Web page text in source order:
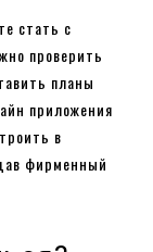
стать с
проверить
планы
приложения
в
фирменный